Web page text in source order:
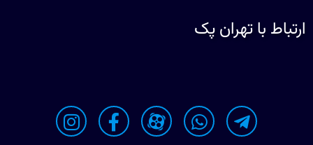
ارتباط با تهران پک